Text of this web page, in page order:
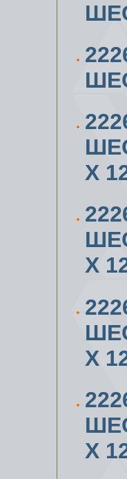
X
X
X
X